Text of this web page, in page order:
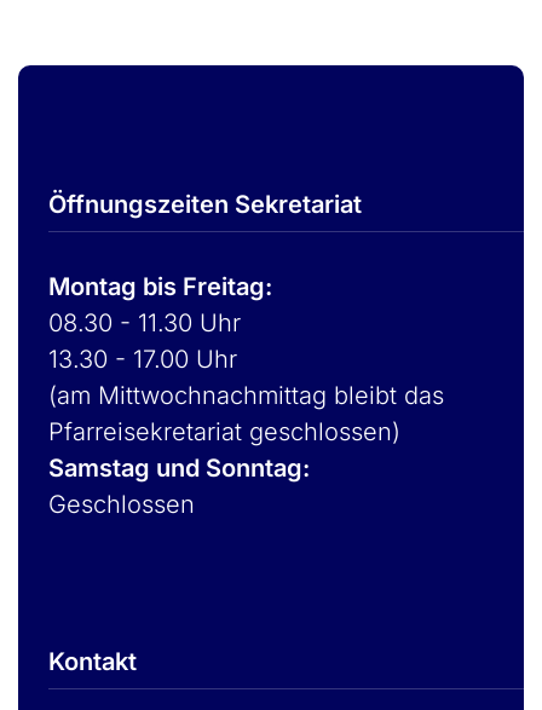
Öffnungszeiten Sekretariat
Montag bis Freitag:
08.30 - 11.30 Uhr
13.30 - 17.00 Uhr
(am Mittwochnachmittag bleibt das
Pfarreisekretariat geschlossen)
Samstag und Sonntag:
Geschlossen
Kontakt